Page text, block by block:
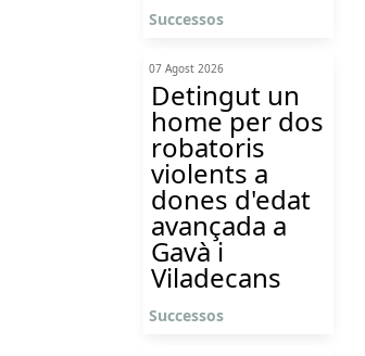
Successos
07 Agost 2026
Detingut un
home per dos
robatoris
violents a
dones d'edat
avançada a
Gavà i
Viladecans
Successos